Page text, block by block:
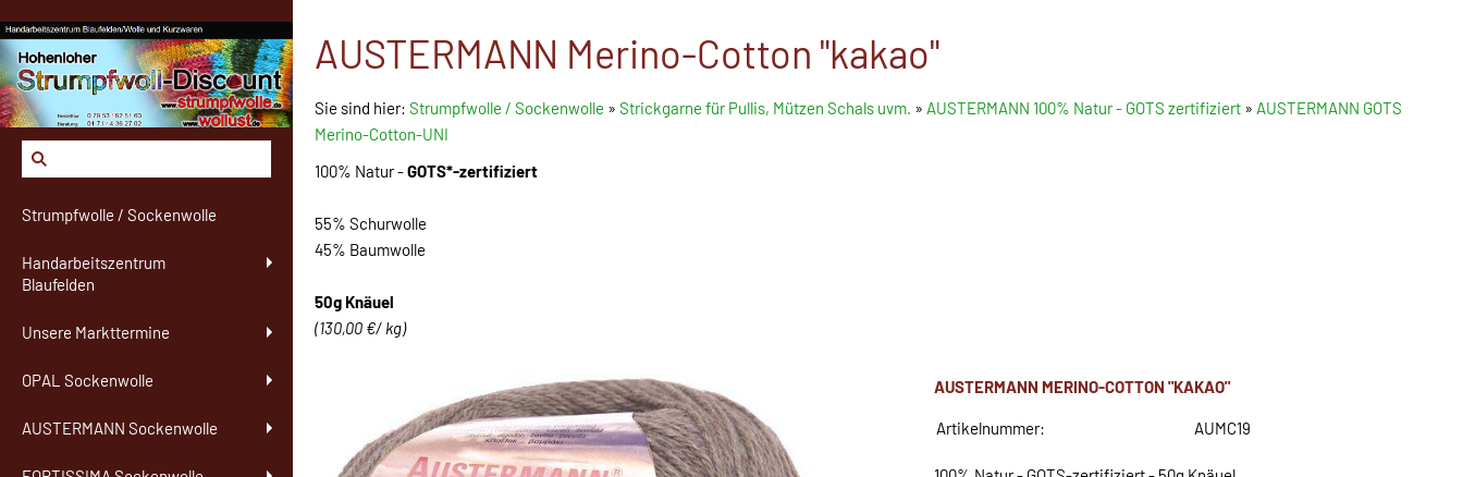
Strumpfwolle / Sockenwolle
Handarbeitszentrum
Blaufelden
Unsere Markttermine
OPAL Sockenwolle
AUSTERMANN Sockenwolle
AUSTERMANN Merino-Cotton "kakao"
Sie sind hier: Strumpfwolle / Sockenwolle » Strickgarne für Pullis, Mützen Schals uvm. » AUSTERMANN 100% Natur - GOTS zertifiziert» AUSTERMANN GOTS
Merino-Cotton-UNI
100% Natur -GOTS*-zertifiziert
55% Schurwolle
45% Baumwolle
50g Knäuel
(130,00 €/ kg)
AUSTERMANN MERINO-COTTON "KAKAO"
Artikelnummer: AUMC19